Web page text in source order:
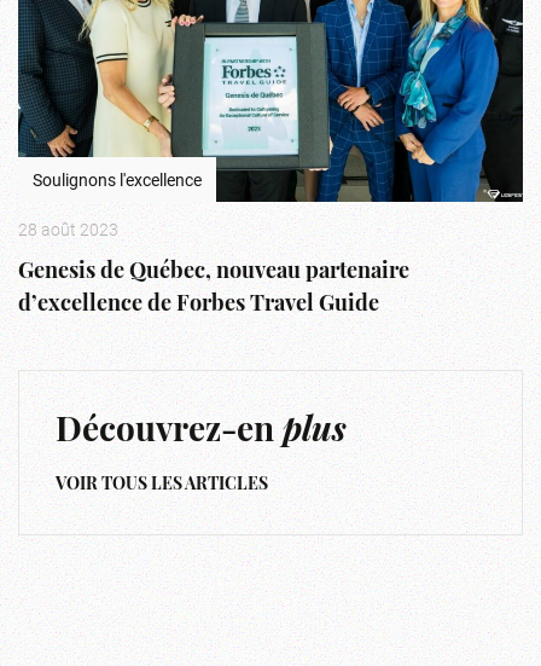
Soulignons l'excellence
28 août 2023
Genesis de Québec, nouveau partenaire
d’excellence de Forbes Travel Guide
Découvrez-enplus
VOIR TOUS LES ARTICLES